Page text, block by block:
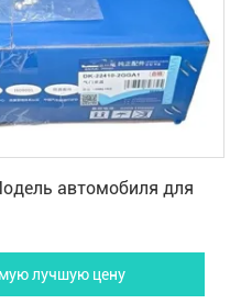
автомобиля для
лучшую цену